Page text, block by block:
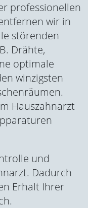
professionellen
wir in
störenden
Drähte,
optimale
winzigsten
Hauszahnarzt
und
Dadurch
Erhalt Ihrer